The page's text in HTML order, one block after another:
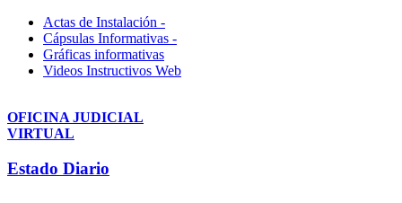
Actas de Instalación -
Cápsulas Informativas -
Gráficas informativas
Videos Instructivos Web
OFICINA JUDICIAL
VIRTUAL
Estado Diario